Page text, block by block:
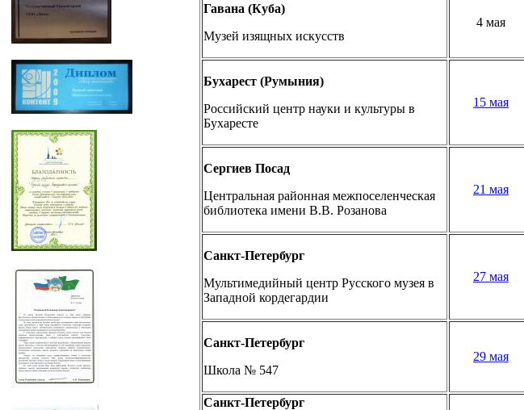
Гавана (Куба)
Музей изящных искусств
4 мая
Бухарест (Румыния)
Российский центр науки и культуры в
Бухаресте
15 мая
Сергиев Посад
Центральная районная межпоселенческая
библиотека имени В.В. Розанова
21 мая
Санкт-Петербург
Мультимедийный центр Русского музея в
Западной кордегардии
27 мая
Санкт-Петербург
Школа № 547
29 мая
Санкт-Петербург